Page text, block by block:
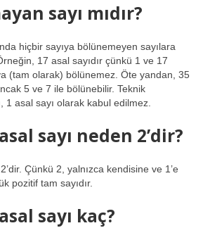
sayı mıdır?
hiçbir sayıya bölünemeyen sayılara
17 asal sayıdır çünkü 1 ve 17
(tam olarak) bölünemez. Öte yandan, 35
5 ve 7 ile bölünebilir. Teknik
1 asal sayı olarak kabul edilmez.
sayı neden 2’dir?
Çünkü 2, yalnızca kendisine ve 1’e
pozitif tam sayıdır.
sayı kaç?